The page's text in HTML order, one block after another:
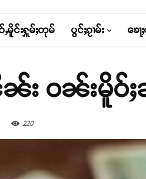
ႇမိူင်းႁူမ်ႈတုမ် ပွင်ႈၵႂၢမ်း ၶေ
း ဝၼ်းမိူဝ်ႈ
220